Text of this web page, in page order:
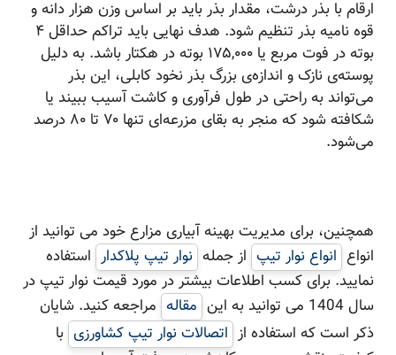
ارقام با بذر درشت، مقدار بذر باید بر اساس وزن هزار دانه و
قوه نامیه بذر تنظیم شود. هدف نهایی باید تراکم حداقل ۴
بوته در فوت مربع یا ۱۷۵,۰۰۰ بوته در هکتار باشد. به دلیل
پوسته‌ی نازک و اندازه‌ی بزرگ بذر نخود کابلی، این بذر
می‌تواند به راحتی در طول فرآوری و کاشت آسیب ببیند یا
شکافته شود که منجر به بقای مزرعه‌ای تنها ۷۰ تا ۸۰ درصد
می‌شود.
همچنین، برای مدیریت بهینه آبیاری مزارع خود می توانید از
انواع انواع نوار تیپ از جمله نوار تیپ پلاکدار استفاده
نمایید. برای کسب اطلاعات بیشتر در مورد قیمت نوار تیپ در
سال 1404 می توانید به این
مقاله مراجعه کنید. شایان
ذکر است که استفاده از اتصالات نوار تیپ کشاورزی با